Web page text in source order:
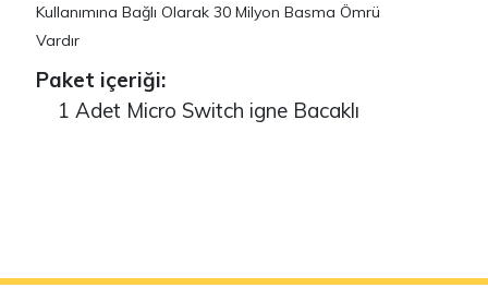
Kullanımına Bağlı Olarak 30 Milyon Basma Ömrü
Vardır
Paket içeriği:
1 Adet Micro Switch igne Bacaklı